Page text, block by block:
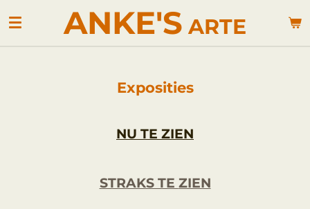
Ga
direct
ANKE'S ARTE
Exposities
NU TE ZIEN
STRAKS TE ZIEN